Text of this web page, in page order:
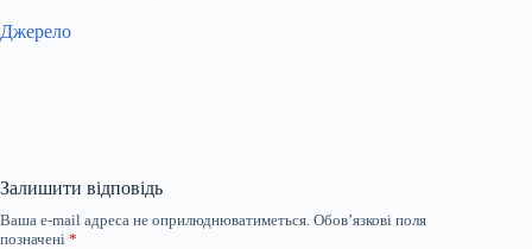
Джерело
Залишити відповідь
Ваша e-mail адреса не оприлюднюватиметься. Обов’язкові поля
позначені *